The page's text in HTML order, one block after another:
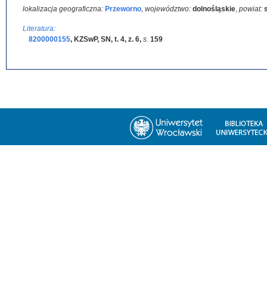
lokalizacja geograficzna: Przeworno, województwo: dolnośląskie, powiat:
Literatura:
8200000155, KZSwP, SN, t. 4, z. 6, s. 159